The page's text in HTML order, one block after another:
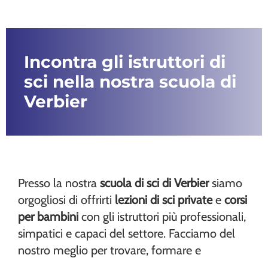
Incontra gli istruttori di
sci nella nostra scuola di
Verbier
Presso la nostra scuola di sci di Verbiersiamo
orgogliosi di offrirti lezioni di sci privatee corsi
per bambini con gli istruttori più professionali,
simpatici e capaci del settore. Facciamo del
nostro meglio per trovare, formare e